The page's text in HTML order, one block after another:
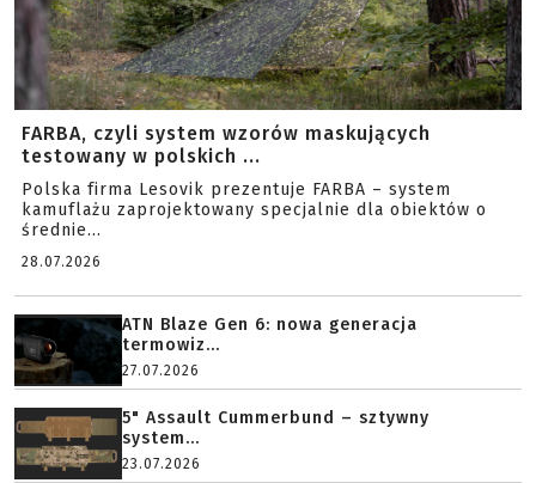
FARBA, czyli system wzorów maskujących
testowany w polskich ...
Polska firma Lesovik prezentuje FARBA – system
kamuflażu zaprojektowany specjalnie dla obiektów o
średnie...
28.07.2026
ATN Blaze Gen 6: nowa generacja
termowiz...
27.07.2026
5" Assault Cummerbund – sztywny
system...
23.07.2026